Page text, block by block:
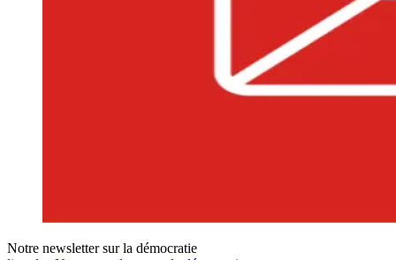
Notre newsletter sur la démocratie